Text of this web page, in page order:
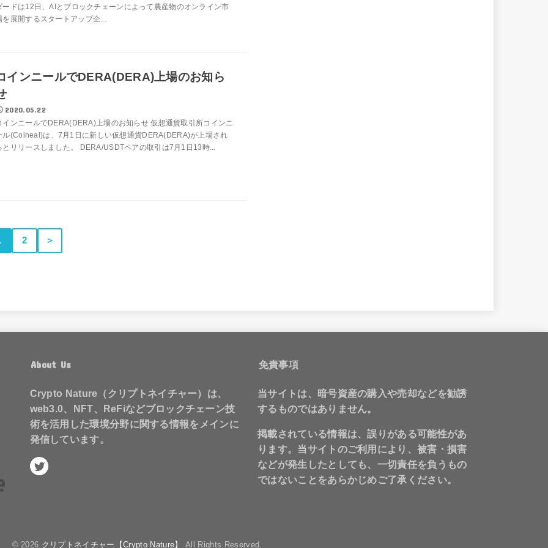
ードは12日、AIとブロックチェーンによって農産物のオンライン市
を展開するスタートアップ企...
インニールでDERA(DERA)上場のお知ら
2020.05.22
インニールでDERA(DERA)上場のお知らせ 仮想通貨取引所コインニ
ル(Coineal)は、7月1日に新しい仮想通貨DERA(DERA)が上場され
とリリースしました。 DERA/USDTペアの取引は7月1日13時...
2 ＞
About Us
Crypto Nature（クリプトネイチャー）は、
web3.0、NFT、ReFiなどブロックチェーン技
術を活用した環境分野に関する情報をメインに
発信しています。
免責事項
当サイトは、暗号資産の購入や売却などを勧誘
するものではありません。
掲載されている情報は、誤りがある可能性があ
ります。当サイトのご利用により、被害・損害
などが発生したとしても、一切責任を負うもの
ではないことをあらかじめご了承ください。
© 2026 クリプトネイチャー【Crypto Nature】 All Rights Reserved.